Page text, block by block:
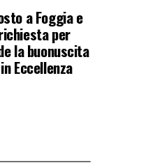
a Foggia e
per
la buonuscita
Eccellenza